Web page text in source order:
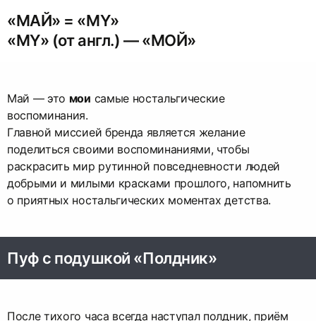
«‎МАЙ» = «‎MY»
«‎MY» (от англ.) — «‎МОЙ»
Май — это мои самые ностальгические
воспоминания.
Главной миссией бренда является желание
поделиться своими воспоминаниями, чтобы
раскрасить мир рутинной повседневности людей
добрыми и милыми красками прошлого, напомнить
о приятных ностальгических моментах детства.
Пуф с подушкой «Полдник»
После тихого часа всегда наступал полдник, приём